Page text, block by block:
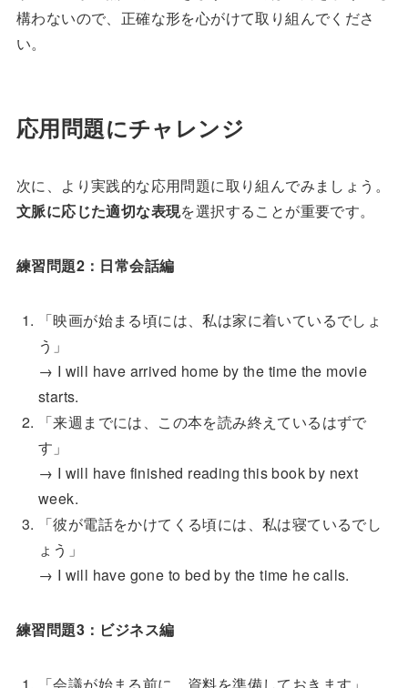
構わないので、正確な形を心がけて取り組んでくださ
い。
応用問題にチャレンジ
次に、より実践的な応用問題に取り組んでみましょう。
文脈に応じた適切な表現を選択することが重要です。
練習問題2：日常会話編
「映画が始まる頃には、私は家に着いているでしょ
う」
→ I will have arrived home by the time the movie
starts.
「来週までには、この本を読み終えているはずで
す」
→ I will have finished reading this book by next
week.
「彼が電話をかけてくる頃には、私は寝ているでし
ょう」
→ I will have gone to bed by the time he calls.
練習問題3：ビジネス編
「会議が始まる前に、資料を準備しておきます」